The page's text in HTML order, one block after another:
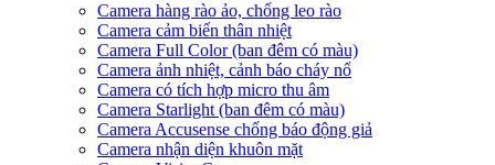
Camera hàng rào ảo, chống leo rào
Camera cảm biến thân nhiệt
Camera Full Color (ban đêm có màu)
Camera ảnh nhiệt, cảnh báo cháy nổ
Camera có tích hợp micro thu âm
Camera Starlight (ban đêm có màu)
Camera Accusense chống báo động giả
Camera nhận diện khuôn mặt